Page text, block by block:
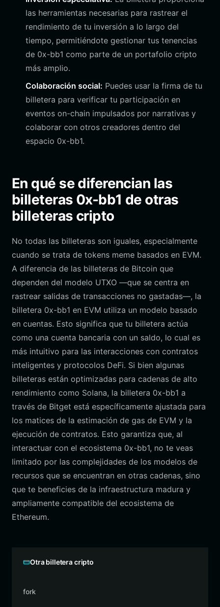
las herramientas necesarias para rastrear el
rendimiento de tu inversión a lo largo del
tiempo, permitiéndote gestionar tus tenencias
de 0x-bb1 como parte de un portafolio cripto
más amplio.
Colaboración social: Puedes usar la firma de tu
billetera para verificar tu participación en
eventos on-chain impulsados por narrativas y
colaborar con otros creadores dentro del
espacio 0x-bb1.
En qué se diferencian las
billeteras 0x-bb1 de otras
billeteras cripto
No todas las billeteras son iguales, especialmente
cuando se trata de tokens meme basados en EVM.
A diferencia de las billeteras de Bitcoin que
dependen del modelo UTXO —que se centra en
rastrear salidas de transacciones no gastadas—, la
billetera 0x-bb1 en EVM utiliza un modelo basado
en cuentas. Esto significa que tu billetera actúa
como una cuenta bancaria con un saldo, lo cual es
más intuitivo para las interacciones con contratos
inteligentes y protocolos DeFi. Si bien algunas
billeteras están optimizadas para cadenas de alto
rendimiento como Solana, la billetera 0x-bb1 a
través de Bitget está específicamente ajustada para
los matices de la estimación de gas de EVM y la
ejecución de contratos. Esto garantiza que, al
interactuar con el ecosistema 0x-bb1, no te veas
limitado por las complejidades de los modelos de
recursos que se encuentran en otras cadenas, sino
que te beneficies de la infraestructura madura y
ampliamente compatible del ecosistema de
Ethereum.
Otra billetera cripto
fork